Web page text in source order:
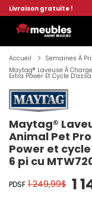
Livraison gratuite !
Accueil
Semaines À
Maytag® Laveuse À
Extra Power Et Cycle
Maytag®
Animal Pet
Power et
6 pi cu
PDSF 1 249,99$ 1